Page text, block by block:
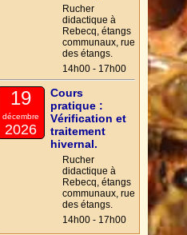
Rucher
didactique à
Rebecq, étangs
communaux, rue
des étangs.
14h00 - 17h00
19
décembre
2026
Cours
pratique :
Vérification et
traitement
hivernal.
Rucher
didactique à
Rebecq, étangs
communaux, rue
des étangs.
14h00 - 17h00